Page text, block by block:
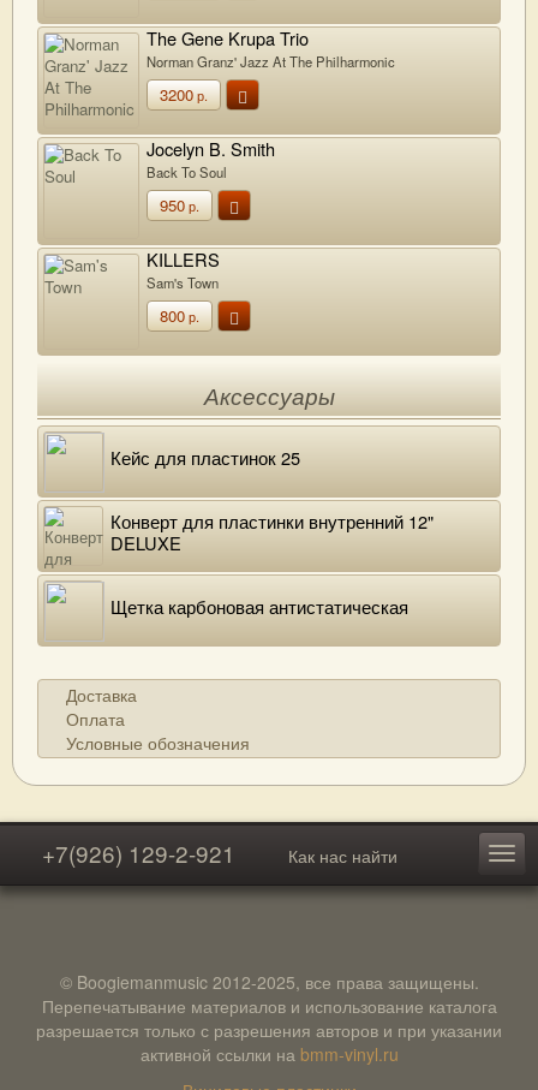
The Gene Krupa Trio
Norman Granz' Jazz At The Philharmonic
3200р.
Jocelyn B. Smith
Back To Soul
950р.
KILLERS
Sam's Town
800р.
Аксессуары
Кейс для пластинок 25
Конверт для пластинки внутренний 12"
DELUXE
Щетка карбоновая антистатическая
Доставка
Оплата
Условные обозначения
+7(926) 129-2-921 Как нас найти
© Boogiemanmusic 2012-2025, все права защищены.
Перепечатывание материалов и использование каталога
разрешается только с разрешения авторов и при указании
активной ссылки на bmm-vinyl.ru